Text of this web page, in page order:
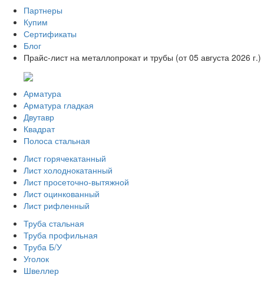
Партнеры
Купим
Сертификаты
Блог
Прайс-лист на металлопрокат и трубы (от 05 августа 2026 г.)
Арматура
Арматура гладкая
Двутавр
Квадрат
Полоса стальная
Лист горячекатанный
Лист холоднокатанный
Лист просеточно-вытяжной
Лист оцинкованный
Лист рифленный
Труба стальная
Труба профильная
Труба Б/У
Уголок
Швеллер